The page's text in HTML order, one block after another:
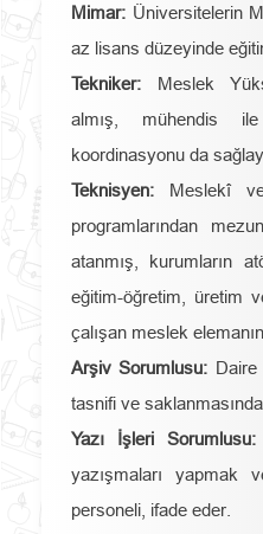
Mimar: Üniversitelerin
az lisans düzeyinde
Tekniker: Meslek
almış, mühendis
koordinasyonu da
Teknisyen: Meslekî
programlarından
atanmış, kurumların
eğitim-öğretim, üretim
çalışan meslek
Arşiv Sorumlusu: Daire
tasnifi ve
Yazı İşleri Sorumlusu:
yazışmaları yapmak
personeli, ifade eder.